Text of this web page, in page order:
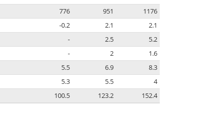
776 951
1176
-0.2 2.1
2.1
- 2.5
5.2
- 2
1.6
5.5 6.9
8.3
5.3 5.5
4
100.5 123.2 152.4